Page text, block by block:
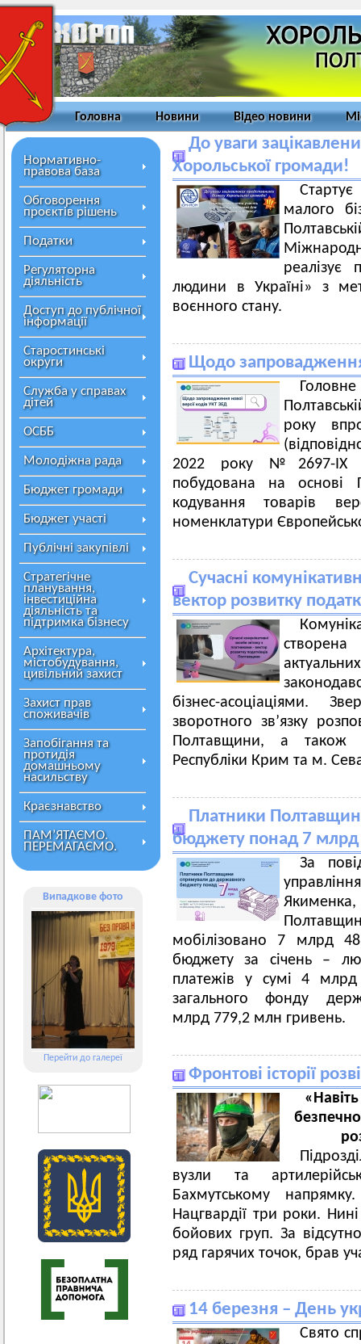
Головна Новини Відео новини
Нормативно-
правова база
Обговорення
проєктів рішень
Податки
Регуляторна
діяльність
Доступ до публічної
інформації
Старостинські
округи
Служба у справах
дітей
ОСББ
Молодіжна рада
Бюджет громади
Бюджет участі
Публічні закупівлі
Стратегічне
планування,
інвестиційна
діяльність та
підтримка бізнесу
Архітектура,
містобудування,
цивільний захист
Захист прав
споживачів
Запобігання та
протидія
домашньому
насильству
Краєзнавство
ПАМ’ЯТАЄМО.
ПЕРЕМАГАЄМО.
Випадкове фото
Перейти до галереї
До уваги
Хорольської громади!
малого
реалізує
людини в Україні» з
воєнного стану.
Щодо запровадження
року
2022 року №2697-IX
побудована на основі
кодування товарів
номенклатури
Сучасні
вектор розвитку
бізнес-асоціаціями.
зворотного зв’язку
Полтавщини, а також
Республіки Крим та м.
Платники
бюджету понад 7 млрд
За
Якименка,
мобілізовано 7 млрд
бюджету за січень –
платежів у сумі 4
загального фонду
млрд 779,2 млн гривень.
Фронтові історії
вузли та
Бахмутському
Нацгвардії три роки.
бойових груп. За
ряд гарячих точок, брав
14 березня – День
Свято